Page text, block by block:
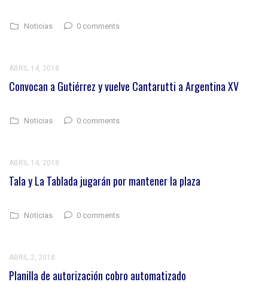
Noticias 0 comments
ABRIL 14, 2018
Convocan a Gutiérrez y vuelve Cantarutti a Argentina XV
Noticias 0 comments
ABRIL 14, 2018
Tala y La Tablada jugarán por mantener la plaza
Noticias 0 comments
ABRIL 2, 2018
Planilla de autorización cobro automatizado